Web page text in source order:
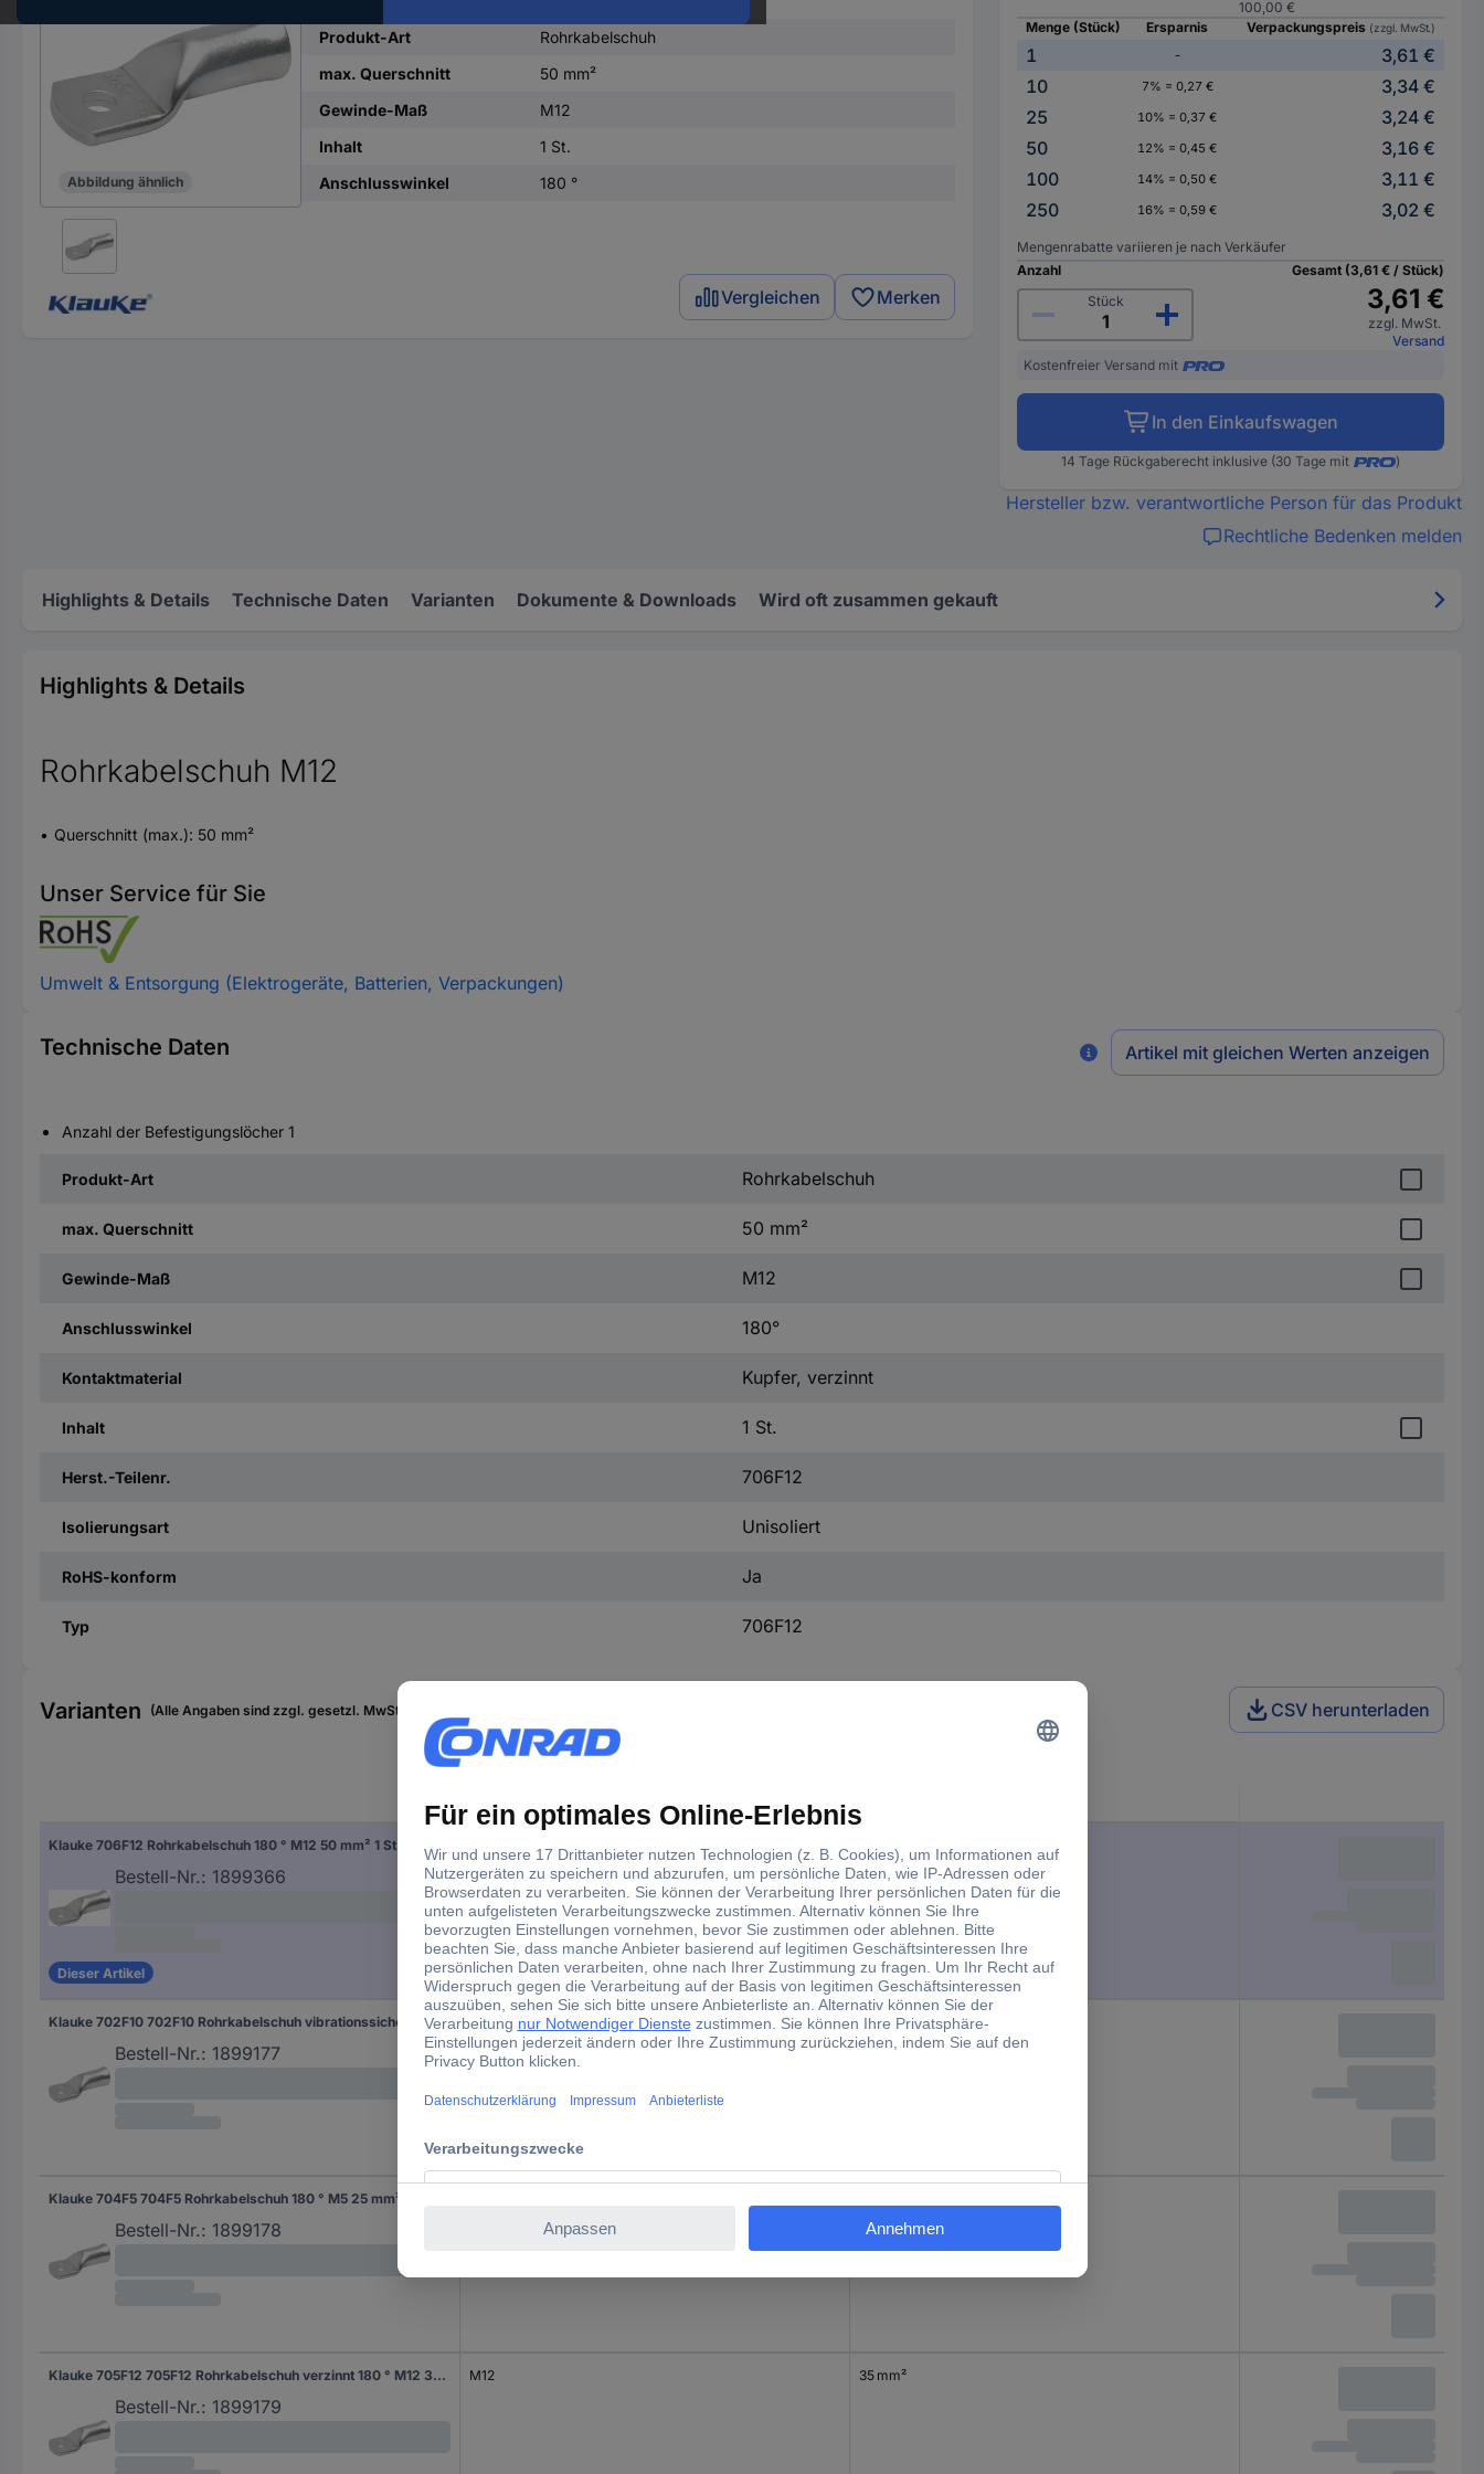
ein
Abbildung ähnlich
Produkt-Art
Rohrkabelschuh
max. Querschnitt
50 mm²
Gewinde-Maß
M12
Inhalt
1 St.
Anschlusswinkel
180 °
Vergleichen Merken
100,00 €
Menge (Stück)
Ersparnis Verpackungspreis (zzgl. MwSt.)
1 -
3,61 €
10
7% = 0,27 €
3,34 €
25
10% = 0,37 €
3,24 €
50
12% = 0,45 €
3,16 €
100
14% = 0,50 €
3,11 €
250
16% = 0,59 € 3,02 €
Mengenrabatte variieren je nach Verkäufer
Anzahl
Stück
Gesamt (3,61 € / Stück)
3,61 €
zzgl. MwSt.
Versand
Kostenfreier Versand mit
In den Einkaufswagen
14 Tage Rückgaberecht inklusive (30 Tage mit )
Hersteller bzw. verantwortliche Person für das Produkt
Rechtliche Bedenken melden
Highlights & Details Technische Daten Varianten Dokumente & Downloads Wird oft zusammen gekauft
Highlights & Details
Rohrkabelschuh M12
Querschnitt (max.): 50 mm²
Unser Service für Sie
Umwelt & Entsorgung (Elektrogeräte, Batterien, Verpackungen)
Technische Daten Artikel mit gleichen Werten anzeigen
Anzahl der Befestigungslöcher 1
Produkt-Art Rohrkabelschuh
max. Querschnitt 50 mm²
Gewinde-Maß M12
Anschlusswinkel 180°
Kontaktmaterial Kupfer, verzinnt
Inhalt 1 St.
Herst.-Teilenr. 706F12
Isolierungsart Unisoliert
RoHS-konform Ja
Typ 706F12
Varianten (Alle Angaben sind zzgl. gesetzl. MwSt., zzgl. Versand) CSV herunterladen
Gewinde-Maß
Klauke 706F12 Rohrkabelschuh 180 ° M12 50 mm² 1 St.
Bestell-Nr.: 1899366
Dieser Artikel
M12 50 mm²
Klauke 702F10 702F10 Rohrkabelschuh vibrationssicher 180 ° M10 10 mm² Loch-Ø: 10 mm 1 St. Piece
Bestell-Nr.: 1899177
M10 10 mm²
Klauke 704F5 704F5 Rohrkabelschuh 180 ° M5 25 mm² 1 St.
Bestell-Nr.: 1899178
Klauke 705F12 705F12 Rohrkabelschuh verzinnt 180 ° M12 35 mm² 1 St. Piece
Bestell-Nr.: 1899179
M12 35 mm²